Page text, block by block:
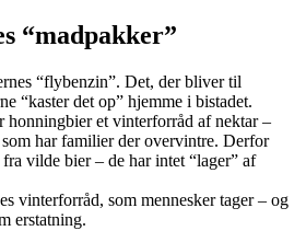
“madpakker”
“flybenzin”. Det, der bliver til
“kaster det op” hjemme i bistadet.
honningbier et vinterforråd af nektar –
har familier der overvintre. Derfor
vilde bier – de har intet “lager” af
vinterforråd, som mennesker tager – og
erstatning.